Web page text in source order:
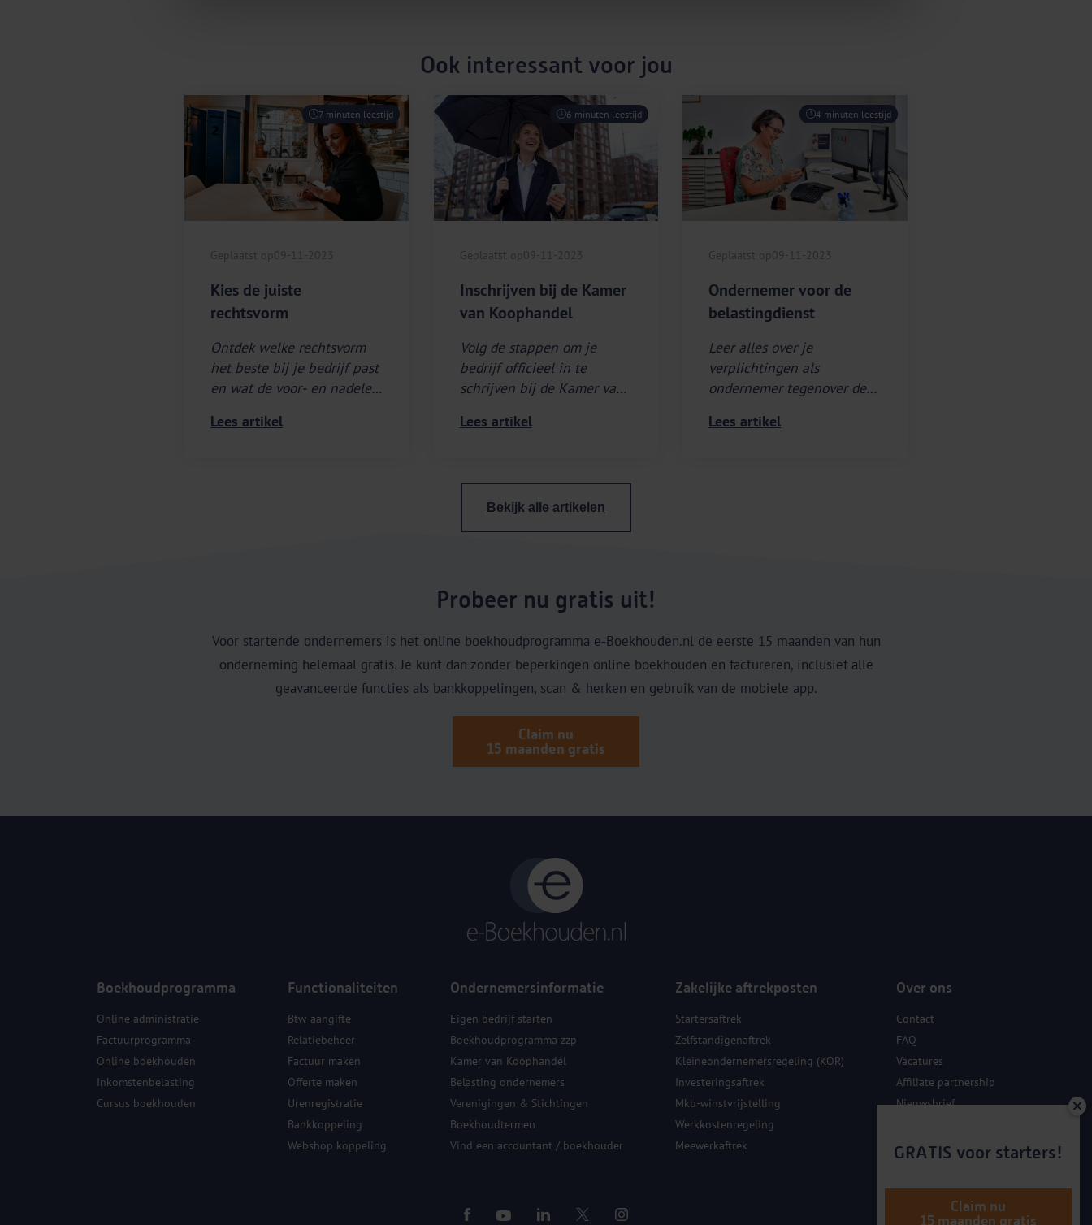
Ook interessant voor jou
7 minuten leestijd
Geplaatst op 09-11-2023
Kies de juiste
rechtsvorm
Ontdek welke rechtsvorm
het beste bij je bedrijf past
en wat de voor- en nadelen
Lees artikel
6 minuten leestijd
Geplaatst op 09-11-2023
Inschrijven bij de Kamer
van Koophandel
Volg de stappen om je
bedrijf officieel in te
schrijven bij de Kamer van
Lees artikel
4 minuten leestijd
Geplaatst op 09-11-2023
Ondernemer voor de
belastingdienst
Leer alles over je
verplichtingen als
ondernemer tegenover de
Lees artikel
Bekijk alle artikelen
Probeer nu gratis uit!
Voor startende ondernemers is het online boekhoudprogramma e‑Boekhouden.nl de eerste 15 maanden van hun
onderneming helemaal gratis. Je kunt dan zonder beperkingen online boekhouden en factureren, inclusief alle
geavanceerde functies als bankkoppelingen, scan & herken en gebruik van de mobiele app.
Claim nu
15 maanden gratis
Boekhoudprogramma
Online administratie
Factuurprogramma
Online boekhouden
Inkomstenbelasting
Cursus boekhouden
Functionaliteiten
Btw-aangifte
Relatiebeheer
Factuur maken
Offerte maken
Urenregistratie
Bankkoppeling
Webshop koppeling
Ondernemersinformatie
Eigen bedrijf starten
Boekhoudprogramma zzp
Kamer van Koophandel
Belasting ondernemers
Verenigingen & Stichtingen
Boekhoudtermen
Vind een accountant / boekhouder
Zakelijke aftrekposten
Startersaftrek
Zelfstandigenaftrek
Kleineondernemersregeling (KOR)
Investeringsaftrek
Mkb-winstvrijstelling
Werkkostenregeling
Meewerkaftrek
Over ons
Contact
FAQ
Vacatures
Affiliate partnership
Nieuwsbrief
GRATIS voor starters!
Claim nu
15 maanden gratis